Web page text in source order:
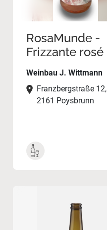
RosaMunde -
Frizzante rosé
Weinbau J. Wittmann
Franzbergstraße 12,
2161 Poysbrunn